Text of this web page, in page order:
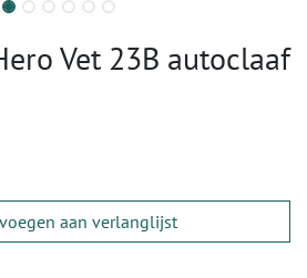
Vet 23B autoclaaf
aan verlanglijst